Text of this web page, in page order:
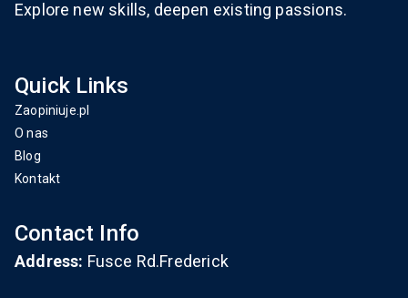
Explore new skills, deepen existing passions.
Quick Links
Zaopiniuje.pl
O nas
Blog
Kontakt
Contact Info
Address: Fusce Rd.Frederick